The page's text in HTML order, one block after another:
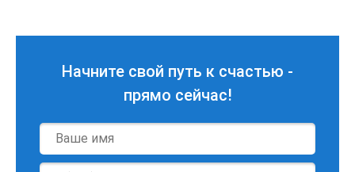
Начните свой путь к счастью -
прямо сейчас!
Имя
*